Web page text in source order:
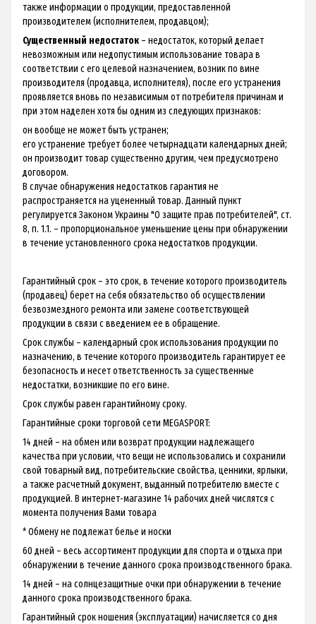
также информации о продукции, предоставленной
производителем (исполнителем, продавцом);
Существенный недостаток – недостаток, который делает
невозможным или недопустимым использование товара в
соответствии с его целевой назначением, возник по вине
производителя (продавца, исполнителя), после его устранения
проявляется вновь по независимым от потребителя причинам и
при этом наделен хотя бы одним из следующих признаков:
он вообще не может быть устранен;
его устранение требует более четырнадцати календарных дней;
он производит товар существенно другим, чем предусмотрено
договором.
В случае обнаружения недостатков гарантия не
распространяется на уцененный товар. Данный пункт
регулируется Законом Украины "О защите прав потребителей", ст.
8, п. 1.1. – пропорциональное уменьшение цены при обнаружении
в течение установленного срока недостатков продукции.
Гарантийный срок – это срок, в течение которого производитель
(продавец) берет на себя обязательство об осуществлении
безвозмездного ремонта или замене соответствующей
продукции в связи с введением ее в обращение.
Срок службы – календарный срок использования продукции по
назначению, в течение которого производитель гарантирует ее
безопасность и несет ответственность за существенные
недостатки, возникшие по его вине.
Срок службы равен гарантийному сроку.
Гарантийные сроки торговой сети MEGASPORT:
14 дней – на обмен или возврат продукции надлежащего
качества при условии, что вещи не использовались и сохранили
свой товарный вид, потребительские свойства, ценники, ярлыки,
а также расчетный документ, выданный потребителю вместе с
продукцией. В интернет-магазине 14 рабочих дней числятся с
момента получения Вами товара
* Обмену не подлежат белье и носки
60 дней – весь ассортимент продукции для спорта и отдыха при
обнаружении в течение данного срока производственного брака.
14 дней – на солнцезащитные очки при обнаружении в течение
данного срока производственного брака.
Гарантийный срок ношения (эксплуатации) начисляется со дня